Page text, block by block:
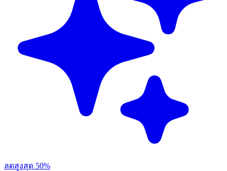
ลดสูงสุด 50%